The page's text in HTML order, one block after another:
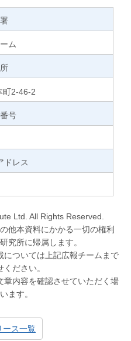
ム
2-46-2
号
ドレス
Ltd. All Rights Reserved.
本資料にかかる一切の権利
究所に帰属します。
ついては上記広報チームまで
ださい。
内容を確認させていただく場
ます。
ース一覧